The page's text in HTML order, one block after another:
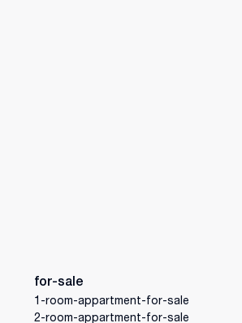
for-sale
1-room-appartment-for-sale
2-room-appartment-for-sale